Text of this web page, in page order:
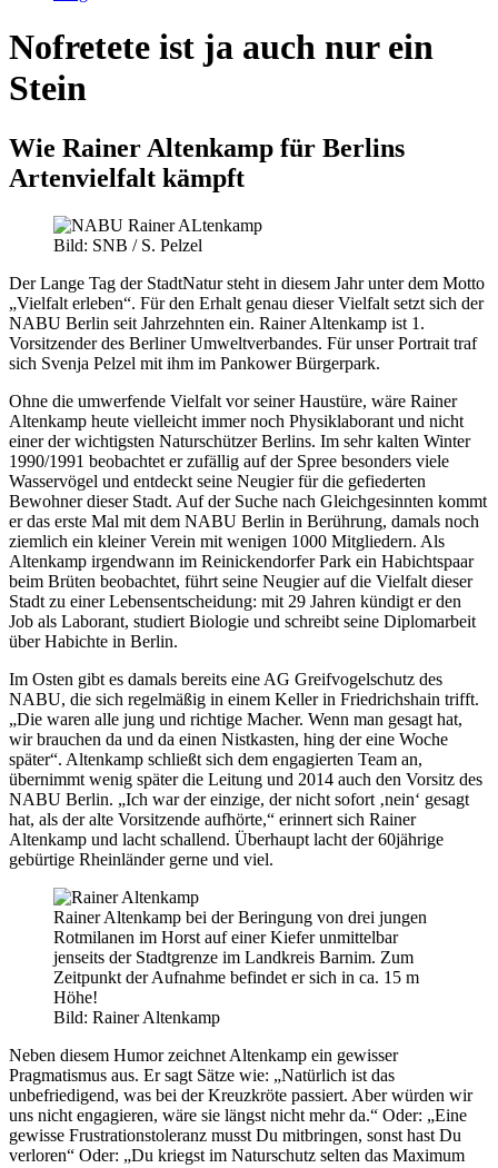
Nofretete ist ja auch nur ein
Stein
Wie Rainer Altenkamp für Berlins
Artenvielfalt kämpft
Bild: SNB / S. Pelzel
Der Lange Tag der StadtNatur steht in diesem Jahr unter dem Motto
„Vielfalt erleben“. Für den Erhalt genau dieser Vielfalt setzt sich der
NABU Berlin seit Jahrzehnten ein. Rainer Altenkamp ist 1.
Vorsitzender des Berliner Umweltverbandes. Für unser Portrait traf
sich Svenja Pelzel mit ihm im Pankower Bürgerpark.
Ohne die umwerfende Vielfalt vor seiner Haustüre, wäre Rainer
Altenkamp heute vielleicht immer noch Physiklaborant und nicht
einer der wichtigsten Naturschützer Berlins. Im sehr kalten Winter
1990/1991 beobachtet er zufällig auf der Spree besonders viele
Wasservögel und entdeckt seine Neugier für die gefiederten
Bewohner dieser Stadt. Auf der Suche nach Gleichgesinnten kommt
er das erste Mal mit dem NABU Berlin in Berührung, damals noch
ziemlich ein kleiner Verein mit wenigen 1000 Mitgliedern. Als
Altenkamp irgendwann im Reinickendorfer Park ein Habichtspaar
beim Brüten beobachtet, führt seine Neugier auf die Vielfalt dieser
Stadt zu einer Lebensentscheidung: mit 29 Jahren kündigt er den
Job als Laborant, studiert Biologie und schreibt seine Diplomarbeit
über Habichte in Berlin.
Im Osten gibt es damals bereits eine AG Greifvogelschutz des
NABU, die sich regelmäßig in einem Keller in Friedrichshain trifft.
„Die waren alle jung und richtige Macher. Wenn man gesagt hat,
wir brauchen da und da einen Nistkasten, hing der eine Woche
später“. Altenkamp schließt sich dem engagierten Team an,
übernimmt wenig später die Leitung und 2014 auch den Vorsitz des
NABU Berlin. „Ich war der einzige, der nicht sofort ‚nein‘ gesagt
hat, als der alte Vorsitzende aufhörte,“ erinnert sich Rainer
Altenkamp und lacht schallend. Überhaupt lacht der 60jährige
gebürtige Rheinländer gerne und viel.
Rainer Altenkamp bei der Beringung von drei jungen
Rotmilanen im Horst auf einer Kiefer unmittelbar
jenseits der Stadtgrenze im Landkreis Barnim. Zum
Zeitpunkt der Aufnahme befindet er sich in ca. 15 m
Höhe!
Bild: Rainer Altenkamp
Neben diesem Humor zeichnet Altenkamp ein gewisser
Pragmatismus aus. Er sagt Sätze wie: „Natürlich ist das
unbefriedigend, was bei der Kreuzkröte passiert. Aber würden wir
uns nicht engagieren, wäre sie längst nicht mehr da.“ Oder: „Eine
gewisse Frustrationstoleranz musst Du mitbringen, sonst hast Du
verloren“ Oder: „Du kriegst im Naturschutz selten das Maximum